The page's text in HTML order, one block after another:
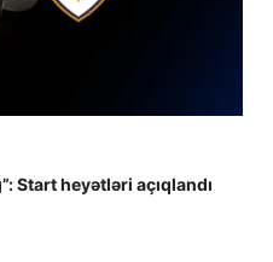
Start heyətləri açıqlandı